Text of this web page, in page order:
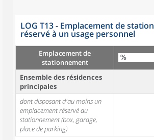
LOG T13 - Emplacement de
réservé à un usage personnel
Emplacement de
stationnement
Ensemble des résidences
principales
dont disposant d'au moins un
emplacement réservé au
stationnement (box, garage,
place de parking)